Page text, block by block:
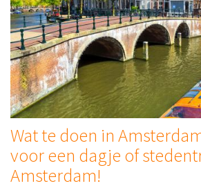
Wat te doen in
voor een dagje of
Amsterdam!